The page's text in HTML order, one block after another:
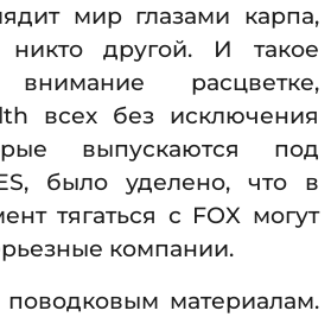
мир глазами карпа,
никто другой. И такое
внимание расцветке,
всех без исключения
выпускаются под
было уделено, что в
тягаться с FOX могут
компании.
материалам.